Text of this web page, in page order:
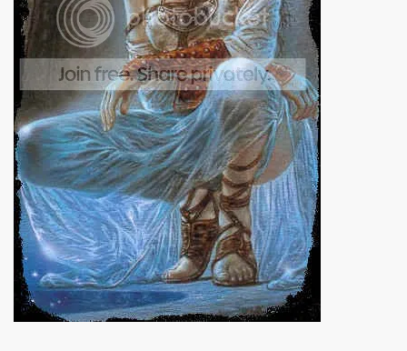
POESÍA ORIENTAL
EROTICA , SUGESTIVA POR FANNY JEM WONG
, DESOLACIÓN Y TRISTEZA
A MIS POEMAS